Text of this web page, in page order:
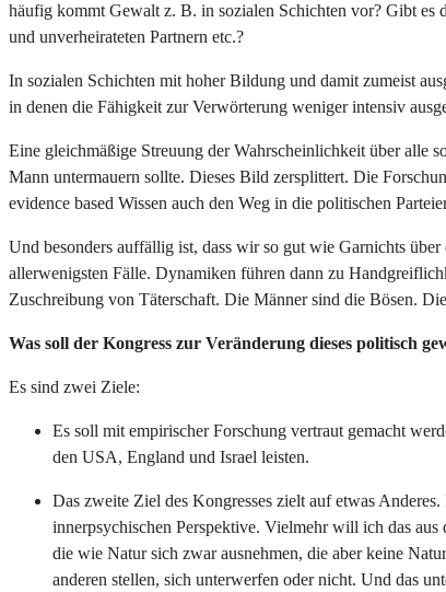
häufig kommt Gewalt z. B. in sozialen Schichten vor? Gibt es
und unverheirateten Partnern etc.?
In sozialen Schichten mit hoher Bildung und damit zumeist
in denen die Fähigkeit zur Verwörterung weniger intensiv
Eine gleichmäßige Streuung der Wahrscheinlichkeit über alle
Mann untermauern sollte. Dieses Bild zersplittert. Die
evidence based Wissen auch den Weg in die politischen
Und besonders auffällig ist, dass wir so gut wie Garnichts
allerwenigsten Fälle. Dynamiken führen dann zu
Zuschreibung von Täterschaft. Die Männer sind die Bösen.
Was soll der Kongress zur Veränderung dieses politisch
Es sind zwei Ziele:
Es soll mit empirischer Forschung vertraut gemacht
den USA, England und Israel leisten.
Das zweite Ziel des Kongresses zielt auf etwas
innerpsychischen Perspektive. Vielmehr will ich das
die wie Natur sich zwar ausnehmen, die aber keine
anderen stellen, sich unterwerfen oder nicht. Und das